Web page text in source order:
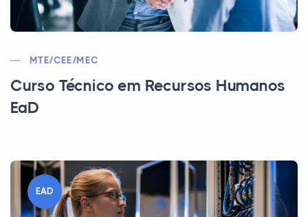
MTE/CEE/MEC
Curso Técnico em Recursos Humanos
EaD
EAD